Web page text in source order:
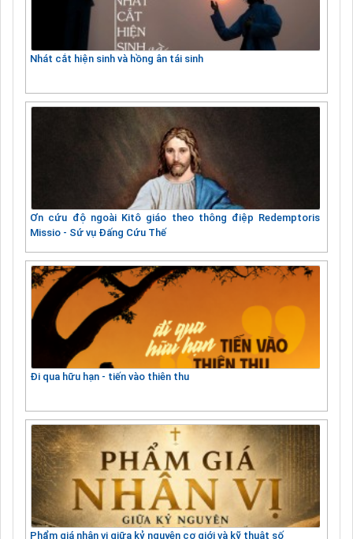
Nhát cắt hiện sinh và hồng ân tái sinh
Ơn cứu độ ngoài Kitô giáo theo thông điệp Redemptoris
Missio - Sứ vụ Đấng Cứu Thế
Đi qua hữu hạn - tiến vào thiên thu
Phẩm giá nhân vị giữa kỷ nguyên cơ giới và kỹ thuật số